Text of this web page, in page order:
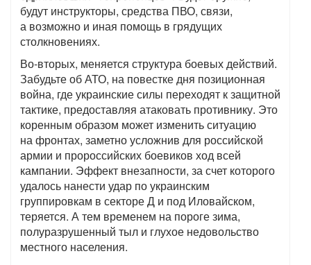
будут инструкторы, средства ПВО, связи,
а возможно и иная помощь в грядущих
столкновениях.
Во-вторых, меняется структура боевых действий.
Забудьте об АТО, на повестке дня позиционная
война, где украинские силы переходят к защитной
тактике, предоставляя атаковать противнику. Это
коренным образом может изменить ситуацию
на фронтах, заметно усложнив для российской
армии и пророссийских боевиков ход всей
кампании. Эффект внезапности, за счет которого
удалось нанести удар по украинским
группировкам в секторе Д и под Иловайском,
теряется. А тем временем на пороге зима,
полуразрушенный тыл и глухое недовольство
местного населения.